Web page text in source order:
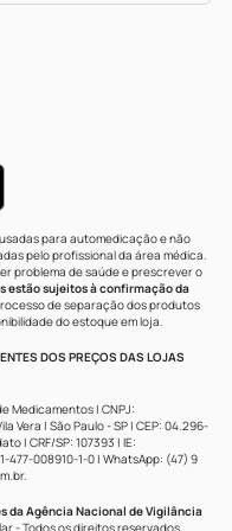
para automedicação e não
pelo profissional da área médica.
problema de saúde e prescrever o
estão sujeitos à confirmação da
de separação dos produtos
do estoque em loja.
DOS PREÇOS DAS LOJAS
Medicamentos | CNPJ:
Vera | São Paulo - SP | CEP: 04.296-
| CRF/SP: 107393 | IE:
477-008910-1-0 | WhatsApp: (47) 9
.
da Agência Nacional de Vigilância
- Todos os direitos reservados.